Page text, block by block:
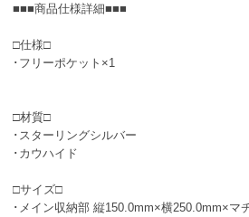
■■■商品仕様詳細■■■
□仕様□
･フリーポケット×1
□材質□
･スターリングシルバー
･カウハイド
□サイズ□
･メイン収納部 縦150.0mm×横250.0mm×マ